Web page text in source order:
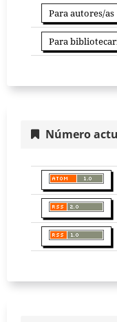
Para autores/as
Para
Número